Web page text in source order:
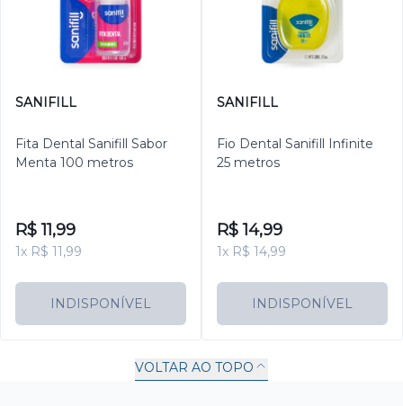
SANIFILL
Fita Dental Sanifill Sabor
Menta 100 metros
R$ 11,99
1x R$ 11,99
INDISPONÍVEL
SANIFILL
Fio Dental Sanifill Infinite
25 metros
R$ 14,99
1x R$ 14,99
INDISPONÍVEL
VOLTAR AO TOPO